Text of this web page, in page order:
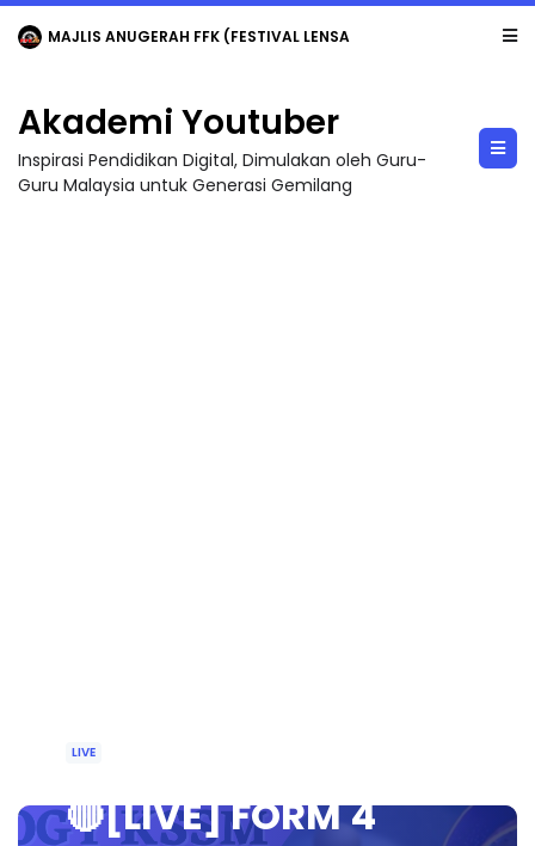
LIVE 🔴 [LIVE] MATEMATIK SR, WANG TAHUN 6 OLEH CIKGU ANITA #ALLINONE #141 #...
Akademi Youtuber
Inspirasi Pendidikan Digital, Dimulakan oleh Guru-
Guru Malaysia untuk Generasi Gemilang
LIVE
🔴[LIVE] FORM 4